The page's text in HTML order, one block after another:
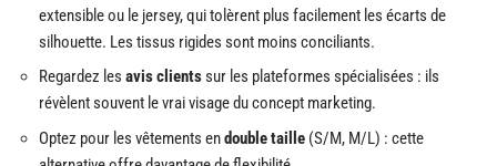
extensible ou le jersey, qui tolèrent plus facilement les écarts de
silhouette. Les tissus rigides sont moins conciliants.
Regardez les avis clientssur les plateformes spécialisées : ils
révèlent souvent le vrai visage du concept marketing.
Optez pour les vêtements endouble taille (S/M, M/L) : cette